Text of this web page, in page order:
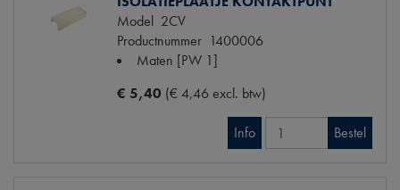
Model 2CV
Productnummer 1400006
Maten [PW 1]
€ 5,40 (€ 4,46 excl. btw)
Info Bestel